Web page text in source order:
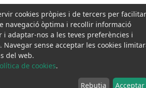
cookies pròpies i de tercers per
navegació òptima i recollir informació
adaptar-nos a les teves preferències i
Navegar sense acceptar les cookies
del web.
de cookies.
Rebutja Acceptar